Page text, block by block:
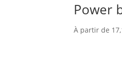
Power
À partir de